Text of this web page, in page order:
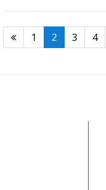
1 2 3 4